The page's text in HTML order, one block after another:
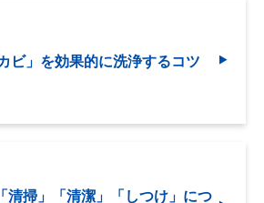
ビ」を効果的に洗浄するコツ
清掃」「清潔」「しつけ」につ